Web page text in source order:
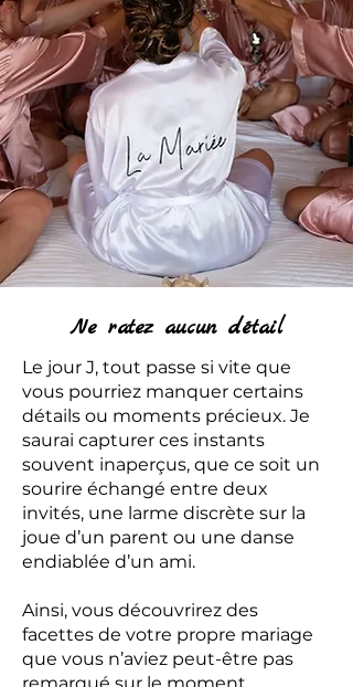
Ne ratez aucun détail
Le jour J, tout passe si vite que
vous pourriez manquer certains
détails ou moments précieux. Je
saurai capturer ces instants
souvent inaperçus, que ce soit un
sourire échangé entre deux
invités, une larme discrète sur la
joue d’un parent ou une danse
endiablée d’un ami.
Ainsi, vous découvrirez des
facettes de votre propre mariage
que vous n’aviez peut-être pas